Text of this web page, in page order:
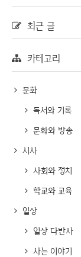
최근 글
카테고리
문화
독서와 기록
문화와 방송
시사
사회와 정치
학교와 교육
일상
일상 다반사
사는 이야기